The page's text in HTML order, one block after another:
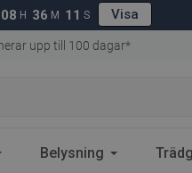
08 H 36 M 10 S Visa
upp till 100 dagar*
Belysning